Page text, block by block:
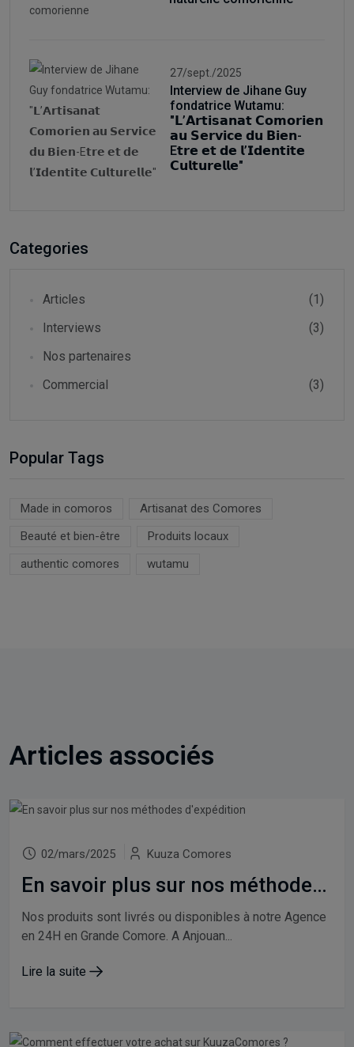
27/sept./2025
Interview de Jihane Guy
fondatrice Wutamu:
"𝗟’𝗔𝗿𝘁𝗶𝘀𝗮𝗻𝗮𝘁 𝗖𝗼𝗺𝗼𝗿𝗶𝗲𝗻
𝗮𝘂 𝗦𝗲𝗿𝘃𝗶𝗰𝗲 𝗱𝘂 𝗕𝗶𝗲𝗻-
E𝘁𝗿𝗲 𝗲𝘁 𝗱𝗲 𝗹’𝗜𝗱𝗲𝗻𝘁𝗶𝘁𝗲
𝗖𝘂𝗹𝘁𝘂𝗿𝗲𝗹𝗹𝗲"
Categories
Articles
(1)
Interviews
(3)
Nos partenaires
Commercial
(3)
Popular Tags
Made in comoros
Artisanat des Comores
Beauté et bien-être
Produits locaux
authentic comores
wutamu
Articles associés
02/mars/2025 Kuuza Comores
En savoir plus sur nos méthodes d'expédition
Nos produits sont livrés ou disponibles à notre Agence
en 24H en Grande Comore. A Anjouan...
Lire la suite